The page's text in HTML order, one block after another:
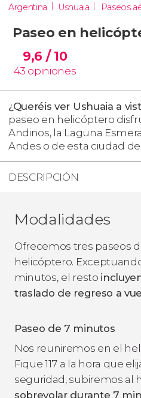
Argentina Ushuaia Paseos
Paseo en
9,6 / 10
43 opiniones
¿Queréis ver Ushuaia a
paseo en helicóptero
Andinos, la Laguna
Andes o de esta ciudad
DESCRIPCIÓN
Modalidades
Ofrecemos tres paseos
helicóptero.
minutos, el resto
traslado de regreso a
Paseo de 7 minutos
Nos reuniremos en el
Fique 117 a la hora que
seguridad, subiremos al
sobrevolar durante 7